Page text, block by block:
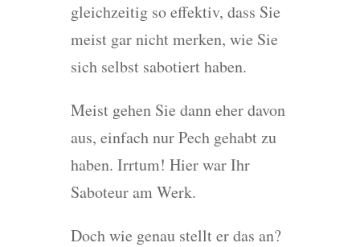
gleichzeitig so effektiv, dass Sie
meist gar nicht merken, wie Sie
sich selbst sabotiert haben.
Meist gehen Sie dann eher davon
aus, einfach nur Pech gehabt zu
haben. Irrtum! Hier war Ihr
Saboteur am Werk.
Doch wie genau stellt er das an?